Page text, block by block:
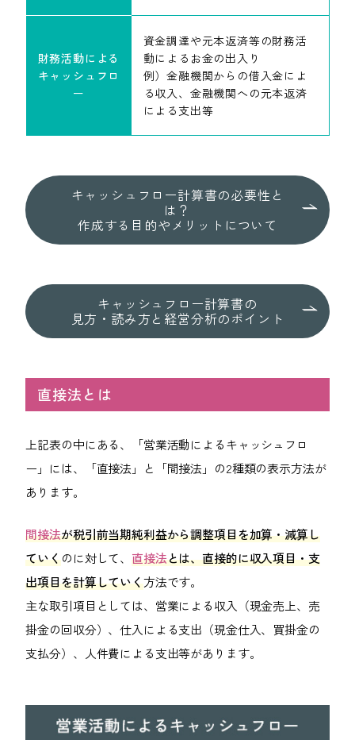
財務活動による
キャッシュフロ
ー
資金調達や元本返済等の財務活
動によるお金の出入り
例）金融機関からの借入金によ
る収入、金融機関への元本返済
による支出等
キャッシュフロー計算書の必要性と
は？
作成する目的やメリットについて
キャッシュフロー計算書の
見方・読み方と経営分析のポイント
直接法とは
上記表の中にある、「営業活動によるキャッシュフロ
ー」には、「直接法」と「間接法」の2種類の表示方法が
あります。
間接法が税引前当期純利益から調整項目を加算・減算し
ていくのに対して、直接法とは、直接的に収入項目・支
出項目を計算していく方法です。
主な取引項目としては、営業による収入（現金売上、売
掛金の回収分）、仕入による支出（現金仕入、買掛金の
支払分）、人件費による支出等があります。